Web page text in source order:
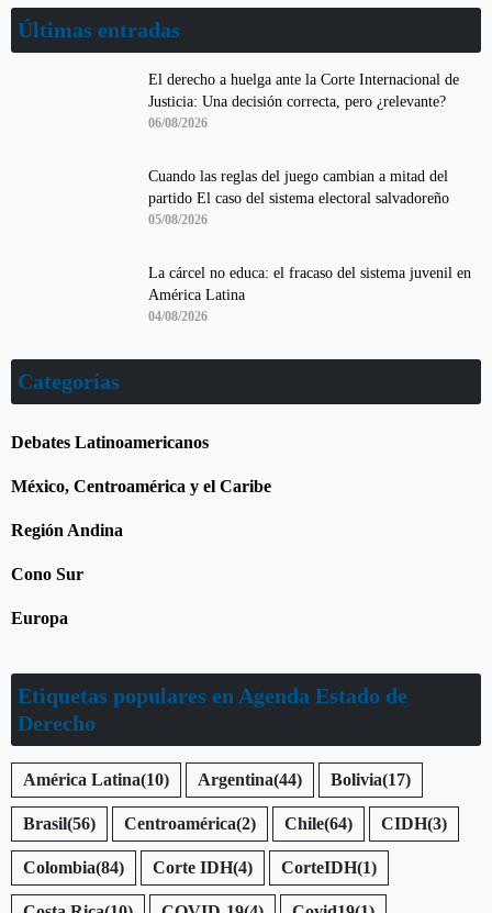
Últimas entradas
El derecho a huelga ante la Corte Internacional de
Justicia: Una decisión correcta, pero ¿relevante?
06/08/2026
Cuando las reglas del juego cambian a mitad del
partido El caso del sistema electoral salvadoreño
05/08/2026
La cárcel no educa: el fracaso del sistema juvenil en
América Latina
04/08/2026
Categorías
Debates Latinoamericanos
México, Centroamérica y el Caribe
Región Andina
Cono Sur
Europa
Etiquetas populares en Agenda Estado de
Derecho
América Latina(10) Argentina(44) Bolivia(17)
Brasil(56) Centroamérica(2) Chile(64) CIDH(3)
Colombia(84) Corte IDH(4) CorteIDH(1)